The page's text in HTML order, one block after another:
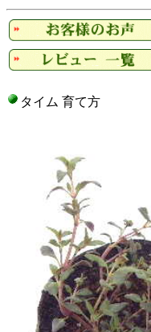
タイム 育て方